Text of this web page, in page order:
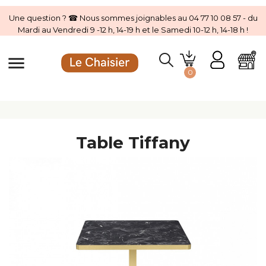
Une question ? ☎ Nous sommes joignables au 04 77 10 08 57 - du
Mardi au Vendredi 9 -12 h, 14-19 h et le Samedi 10-12 h, 14-18 h !
menu 0
Table Tiffany